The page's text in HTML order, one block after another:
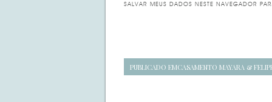
SALVAR MEUS DADOS NESTE NAVEGADOR
Navegação
PUBLICADO EMCASAMENTO MAYARA &